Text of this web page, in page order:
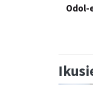
Odol-